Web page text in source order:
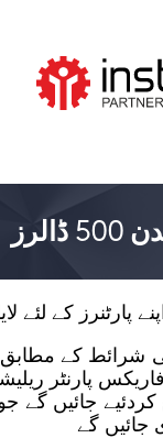
لایا ہے ایک بے مثل نیا موقع
فاریکس پارنٹر
جمع کردئیے
جائیں گے